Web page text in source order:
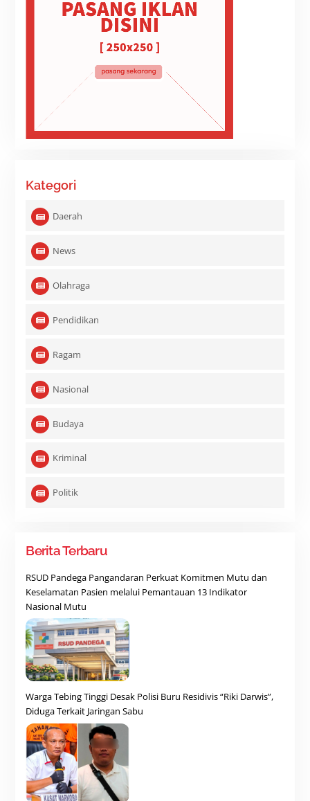
Kategori
Daerah
News
Olahraga
Pendidikan
Ragam
Nasional
Budaya
Kriminal
Politik
Berita Terbaru
RSUD Pandega Pangandaran Perkuat Komitmen Mutu dan
Keselamatan Pasien melalui Pemantauan 13 Indikator
Nasional Mutu
Warga Tebing Tinggi Desak Polisi Buru Residivis “Riki Darwis”,
Diduga Terkait Jaringan Sabu